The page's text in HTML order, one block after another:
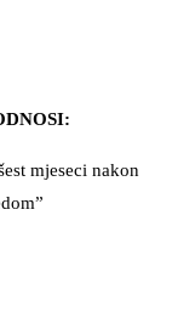
mjeseci nakon